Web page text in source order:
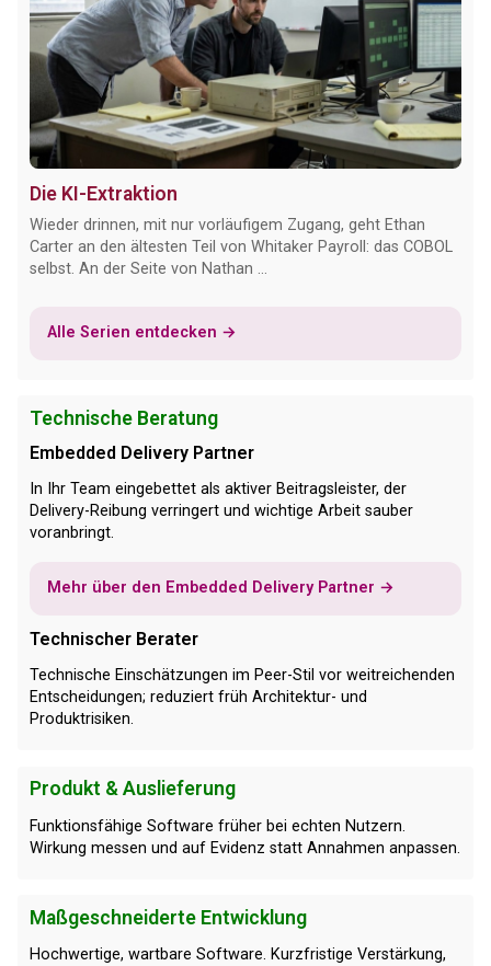
Die KI-Extraktion
Wieder drinnen, mit nur vorläufigem Zugang, geht Ethan
Carter an den ältesten Teil von Whitaker Payroll: das COBOL
selbst. An der Seite von Nathan ...
Alle Serien entdecken →
Technische Beratung
Embedded Delivery Partner
In Ihr Team eingebettet als aktiver Beitragsleister, der
Delivery-Reibung verringert und wichtige Arbeit sauber
voranbringt.
Mehr über den Embedded Delivery Partner →
Technischer Berater
Technische Einschätzungen im Peer-Stil vor weitreichenden
Entscheidungen; reduziert früh Architektur- und
Produktrisiken.
Produkt & Auslieferung
Funktionsfähige Software früher bei echten Nutzern.
Wirkung messen und auf Evidenz statt Annahmen anpassen.
Maßgeschneiderte Entwicklung
Hochwertige, wartbare Software. Kurzfristige Verstärkung,